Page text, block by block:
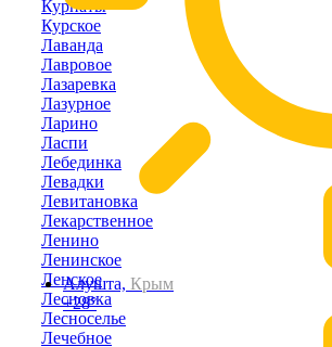
Алушта, Крым
+28°
Курпаты
Курское
Лаванда
Лавровое
Лазаревка
Лазурное
Ларино
Ласпи
Лебединка
Левадки
Левитановка
Лекарственное
Ленино
Ленинское
Ленское
Лесновка
Лесноселье
Лечебное